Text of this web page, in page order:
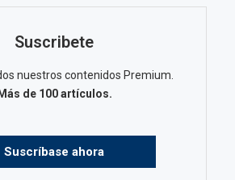
Suscribete
nuestros contenidos Premium.
de 100 artículos.
Suscríbase ahora